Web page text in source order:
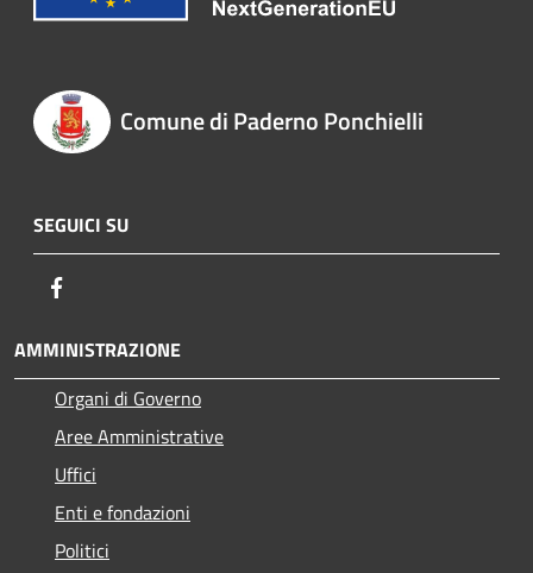
Comune di Paderno Ponchielli
SEGUICI SU
AMMINISTRAZIONE
Organi di Governo
Aree Amministrative
Uffici
Enti e fondazioni
Politici